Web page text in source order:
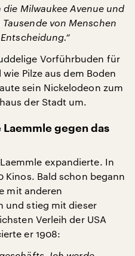
Milwaukee Avenue und
von Menschen
Vorführbuden für
Pilze aus dem Boden
sein Nickelodeon zum
der Stadt um.
gegen das
expandierte. In
Kinos. Bald schon begann
mit anderen
und stieg mit dieser
Verleih der USA
er 1908: